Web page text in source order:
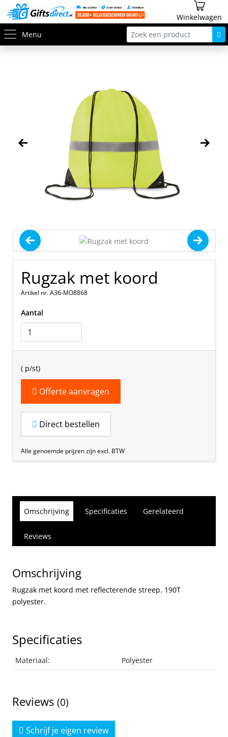
Winkelwagen
Menu
Rugzak met koord
Artikel nr. A36-MO8868
Aantal
( p/st)
Offerte aanvragen
Direct bestellen
Alle genoemde prijzen zijn excl. BTW
Omschrijving Specificaties Gerelateerd
Reviews
Omschrijving
Rugzak met koord met reflecterende streep. 190T
polyester.
Specificaties
Materiaal: Polyester
Reviews (0)
Schrijf je eigen review